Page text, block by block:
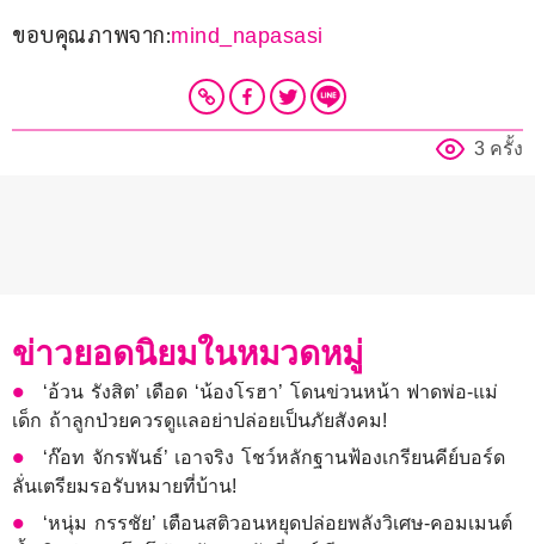
ขอบคุณภาพจาก:mind_napasasi
3 ครั้ง
ข่าวยอดนิยมในหมวดหมู่
‘อ้วน รังสิต’ เดือด ‘น้องโรฮา’ โดนข่วนหน้า ฟาดพ่อ-แม่
เด็ก ถ้าลูกป่วยควรดูแลอย่าปล่อยเป็นภัยสังคม!
‘ก๊อท จักรพันธ์’ เอาจริง โชว์หลักฐานฟ้องเกรียนคีย์บอร์ด
ลั่นเตรียมรอรับหมายที่บ้าน!
‘หนุ่ม กรรชัย’ เตือนสติวอนหยุดปล่อยพลังวิเศษ-คอมเมนต์